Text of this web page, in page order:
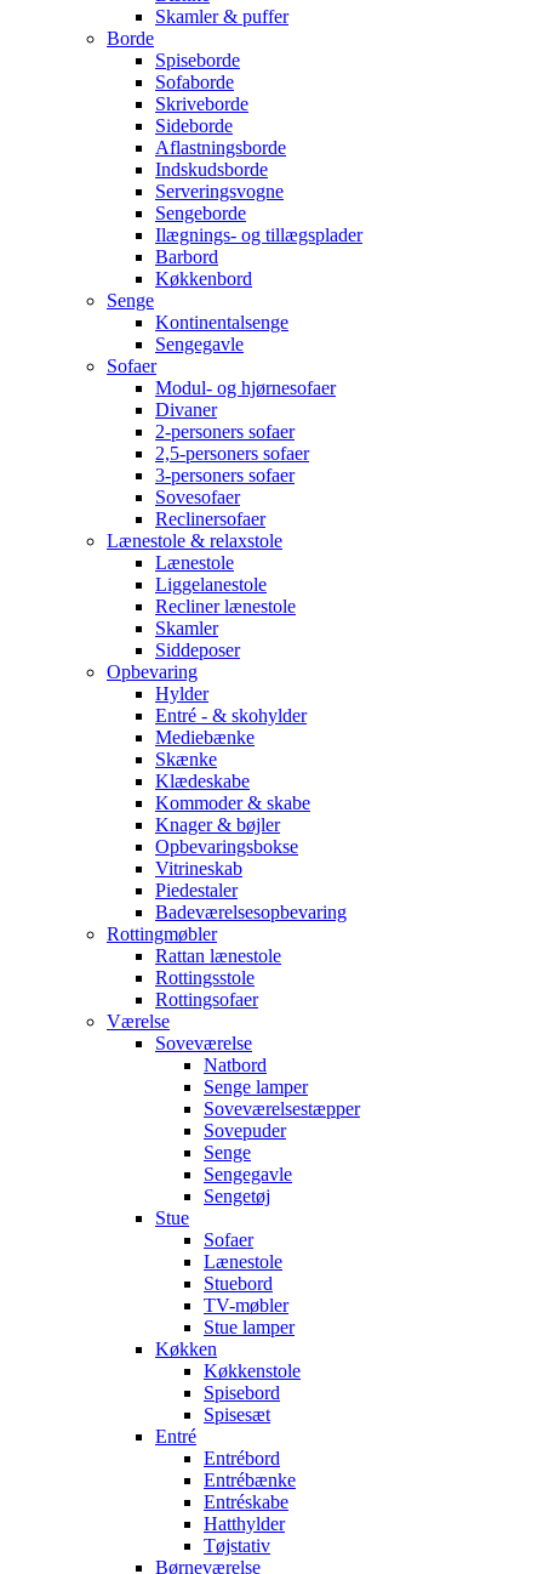
Skamler & puffer
Borde
Spiseborde
Sofaborde
Skriveborde
Sideborde
Aflastningsborde
Indskudsborde
Serveringsvogne
Sengeborde
Ilægnings- og tillægsplader
Barbord
Køkkenbord
Senge
Kontinentalsenge
Sengegavle
Sofaer
Modul- og hjørnesofaer
Divaner
2-personers sofaer
2,5-personers sofaer
3-personers sofaer
Sovesofaer
Reclinersofaer
Lænestole & relaxstole
Lænestole
Liggelanestole
Recliner lænestole
Skamler
Siddeposer
Opbevaring
Hylder
Entré - & skohylder
Mediebænke
Skænke
Klædeskabe
Kommoder & skabe
Knager & bøjler
Opbevaringsbokse
Vitrineskab
Piedestaler
Badeværelsesopbevaring
Rottingmøbler
Rattan lænestole
Rottingsstole
Rottingsofaer
Værelse
Soveværelse
Natbord
Senge lamper
Soveværelsestæpper
Sovepuder
Senge
Sengegavle
Sengetøj
Stue
Sofaer
Lænestole
Stuebord
TV-møbler
Stue lamper
Køkken
Køkkenstole
Spisebord
Spisesæt
Entré
Entrébord
Entrébænke
Entréskabe
Hatthylder
Tøjstativ
Børneværelse